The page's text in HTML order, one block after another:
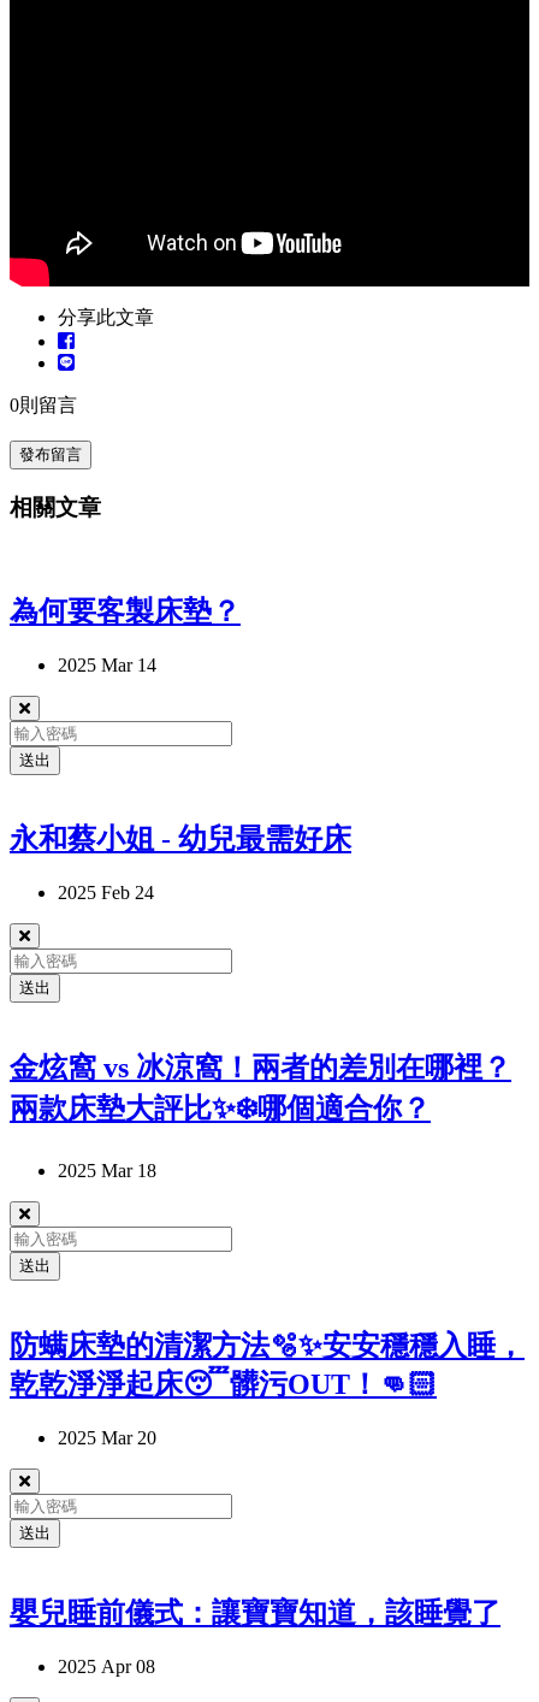
感覺賺了一堂課ㄟ 嘻嘻😎
為了找到適合自己的床
特地來御眠窩門市試躺、挑選床墊
門市裡有各種支撐度、軟硬度與觸感不同床墊
因為每個人的習慣與喜好不同
所以一定要試躺看看才行！
最後敵不過 #金炫窩 的魅力，改變主意了✨
安可星球的選擇：✨金炫窩
1.石墨烯纖維
2.親水綿、波浪記憶泡綿
親膚透氣、貼合身形
3.780彈性支撐獨立筒
安可星球的睡後心得
分享此文章
0則留言
發布留言
相關文章
為何要客製床墊？
2025 Mar 14
送出
永和蔡小姐 - 幼兒最需好床
2025 Feb 24
送出
金炫窩 vs 冰涼窩！兩者的差別在哪裡？
兩款床墊大評比✨❄️哪個適合你？
2025 Mar 18
送出
防螨床墊的清潔方法🫧✨安安穩穩入睡，
乾乾淨淨起床😴髒污OUT！👊🏻
2025 Mar 20
送出
嬰兒睡前儀式：讓寶寶知道，該睡覺了
2025 Apr 08